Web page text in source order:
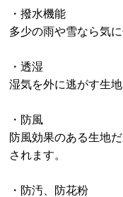
・撥水機能
多少の雨や雪なら気
・透湿
湿気を外に逃がす生
・防風
防風効果のある生地
されます。
・防汚、防花粉